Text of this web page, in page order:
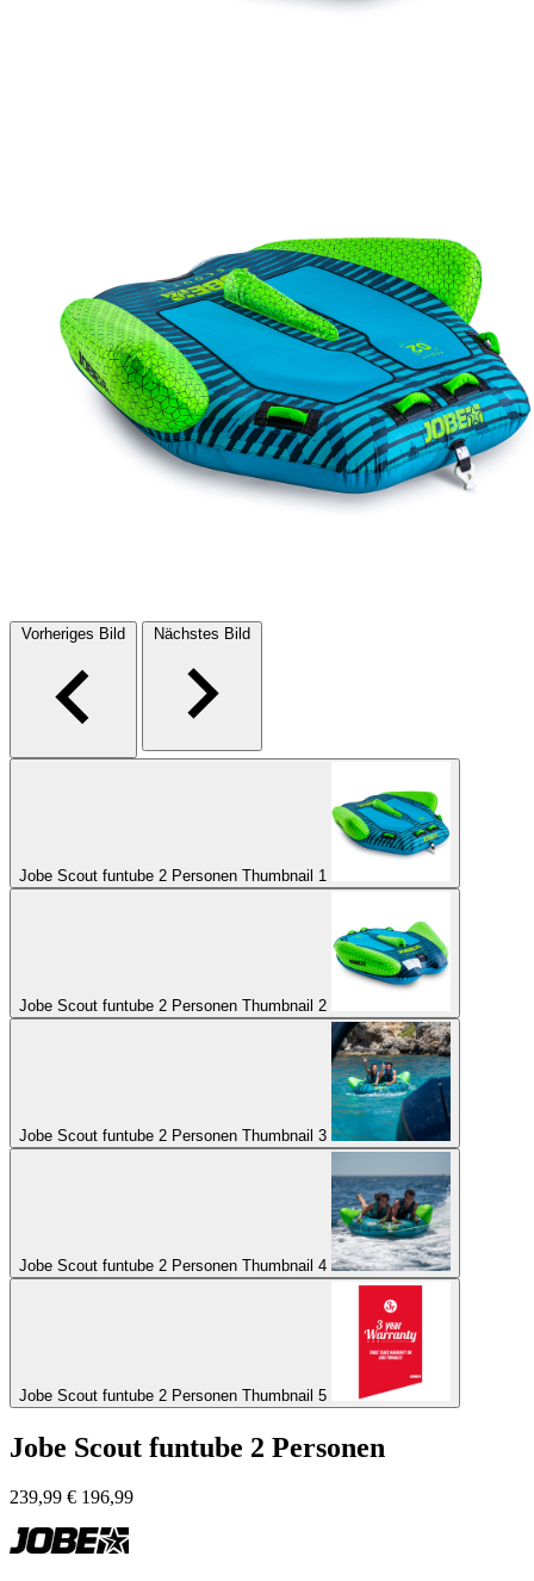
Vorheriges Bild Nächstes Bild
Jobe Scout funtube 2 Personen Thumbnail 1
Jobe Scout funtube 2 Personen Thumbnail 2
Jobe Scout funtube 2 Personen Thumbnail 3
Jobe Scout funtube 2 Personen Thumbnail 4
Jobe Scout funtube 2 Personen Thumbnail 5
Jobe Scout funtube 2 Personen
239,99 € 196,99